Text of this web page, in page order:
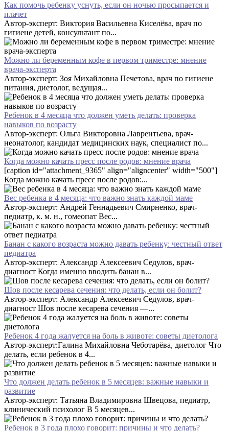
Как помочь ребенку уснуть, если он ночью просыпается и
плачет
Автор-эксперт: Виктория Васильевна Киселёва, врач по
гигиене детей, консультант по...
Можно ли беременным кофе в первом триместре: мнение
врача-эксперта
Автор-эксперт: Зоя Михайловна Печетова, врач по гигиене
питания, диетолог, ведущая...
Ребенок в 4 месяца что должен уметь делать: проверка
навыков по возрасту
Автор-эксперт: Ольга Викторовна Лаврентьева, врач-
неонатолог, кандидат медицинских наук, специалист по...
Когда можно качать пресс после родов: мнение врача
[caption id="attachment_9365" align="aligncenter" width="500"]
Когда можно качать пресс после родов:...
Вес ребенка в 4 месяца: что важно знать каждой маме
Автор-эксперт: Андрей Геннадьевич Смирненко, врач-
педиатр, к. м. н., гомеопат Вес...
Банан с какого возраста можно давать ребенку: честный ответ
педиатра
Автор-эксперт: Александр Алексеевич Седулов, врач-
диагност Когда именно вводить банан в...
Шов после кесарева сечения: что делать, если он болит?
Автор-эксперт: Александр Алексеевич Седулов, врач-
диагност Шов после кесарева сечения —...
Ребенок 4 года жалуется на боль в животе: советы диетолога
Автор-эксперт:Галина Михайловна Чеботарёва, диетолог Что
делать, если ребенок в 4...
Что должен делать ребенок в 5 месяцев: важные навыки и
развитие
Автор-эксперт: Татьяна Владимировна Швецова, педиатр,
клинический психолог В 5 месяцев...
Ребенок в 3 года плохо говорит: причины и что делать?